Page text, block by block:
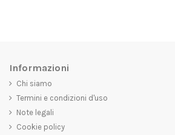
Informazioni
Chi siamo
Termini e condizioni d'uso
Note legali
Cookie policy